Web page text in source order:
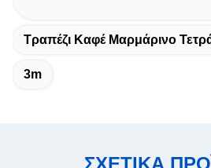
Τραπέζι Καφέ Μαρμάρινο
3m
ΣΧΕΤΙΚΑ